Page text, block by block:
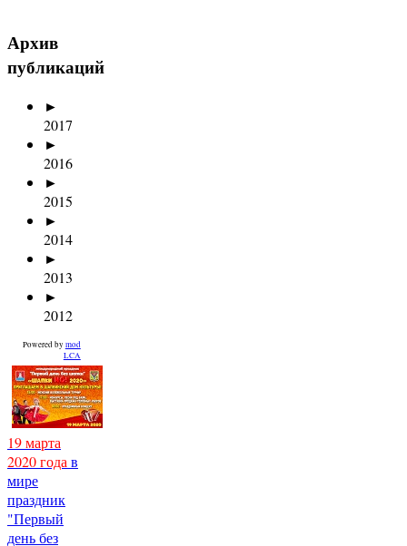
Архив
публикаций
►
2017
►
2016
►
2015
►
2014
►
2013
►
2012
Powered by mod
LCA
19 марта
2020 года в
мире
праздник
"Первый
день без